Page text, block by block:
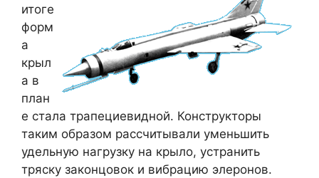
итоге
форм
а
крыл
а в
план
е стала трапециевидной. Конструкторы
таким образом рассчитывали уменьшить
удельную нагрузку на крыло, устранить
тряску законцовок и вибрацию элеронов.